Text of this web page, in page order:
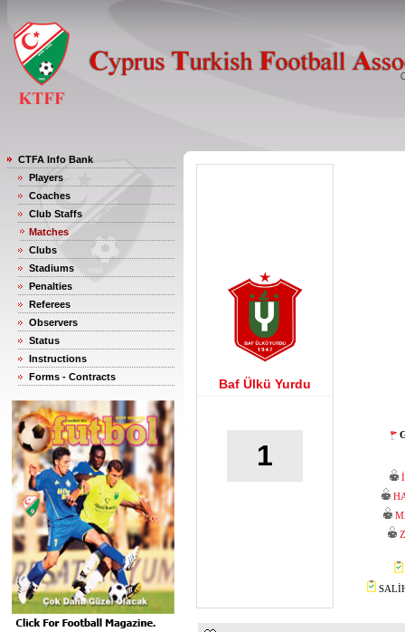
CTFA Info Bank
Players
Coaches
Club Staffs
Matches
Clubs
Stadiums
Penalties
Referees
Observers
Status
Instructions
Forms - Contracts
Baf Ülkü Yurdu
1